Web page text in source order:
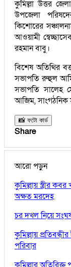
কুমিল্লা উত্তর
উপজেলা
কিশোরের
আওয়ামী
রহমান বাবু।
বিশেষ অতিথির
সভাপতি রুহুল
সভাপতি সালেহ
আজিম,
📸 ফটো কার্ড
Share
আরো পড়ুন
কুমিল্লায় স্ত্রীর
অক্ষত মরদেহ
চর দখল নিয়ে
কুমিল্লায়
পরিবার